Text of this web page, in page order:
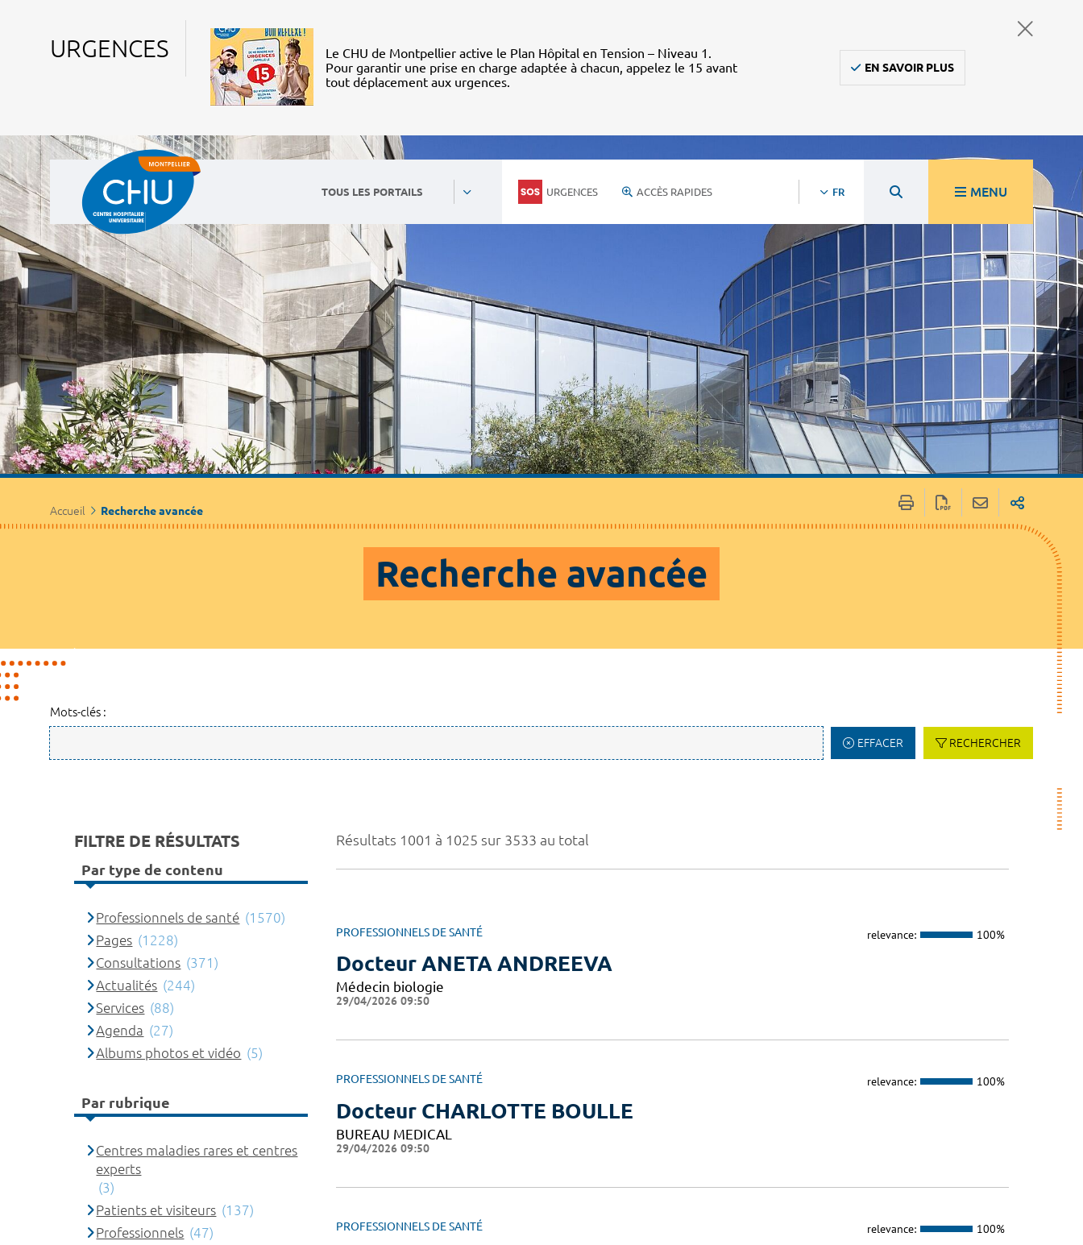
URGENCES
Le CHU de Montpellier active le Plan Hôpital en Tension – Niveau 1.
Pour garantir une prise en charge adaptée à chacun, appelez le 15 avant
tout déplacement aux urgences.
EN SAVOIR PLUS
TOUS LES PORTAILS URGENCES ACCÈS RAPIDES FR MENU
Accueil Recherche avancée
Recherche avancée
Mots-clés :
EFFACER RECHERCHER
Résultats 1001 à 1025 sur 3533 au total
PROFESSIONNELS DE SANTÉ relevance: 100%
Docteur ANETA ANDREEVA
Médecin biologie
29/04/2026 09:50
PROFESSIONNELS DE SANTÉ relevance: 100%
Docteur CHARLOTTE BOULLE
BUREAU MEDICAL
29/04/2026 09:50
PROFESSIONNELS DE SANTÉ relevance: 100%
FILTRE DE RÉSULTATS
Par type de contenu
Professionnels de santé (1570)
Pages (1228)
Consultations (371)
Actualités (244)
Services (88)
Agenda (27)
Albums photos et vidéo (5)
Par rubrique
Centres maladies rares et centres
experts
(3)
Patients et visiteurs (137)
Professionnels (47)